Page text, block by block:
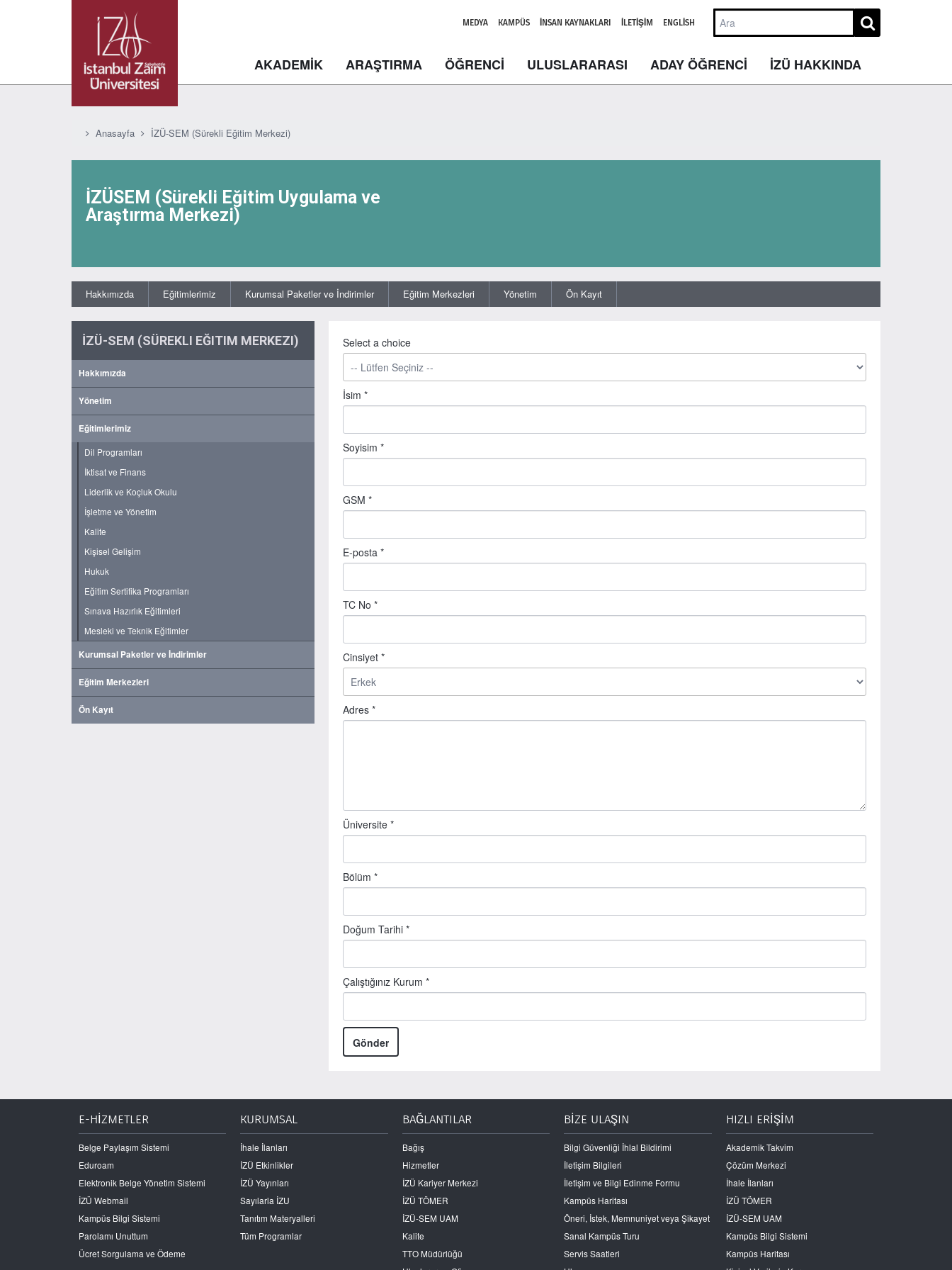
MEDYA KAMPÜS İNSAN KAYNAKLARI İLETIŞIM ENGLISH
AKADEMİK ARAŞTIRMA ÖĞRENCİ ULUSLARARASI ADAY ÖĞRENCİ İZÜ HAKKINDA
Anasayfa İZÜ-SEM (Sürekli Eğitim Merkezi)
İZÜSEM (Sürekli Eğitim Uygulama ve
Araştırma Merkezi)
Hakkımızda Eğitimlerimiz Kurumsal Paketler ve İndirimler Eğitim Merkezleri Yönetim Ön Kayıt
İZÜ-SEM (SÜREKLI EĞITIM MERKEZI)
Hakkımızda
Yönetim
Eğitimlerimiz
Dil Programları
İktisat ve Finans
Liderlik ve Koçluk Okulu
İşletme ve Yönetim
Kalite
Kişisel Gelişim
Hukuk
Eğitim Sertifika Programları
Sınava Hazırlık Eğitimleri
Mesleki ve Teknik Eğitimler
Kurumsal Paketler ve İndirimler
Eğitim Merkezleri
Ön Kayıt
Select a choice
İsim *
Soyisim *
GSM *
E-posta *
TC No *
Cinsiyet *
Adres *
Üniversite *
Bölüm *
Doğum Tarihi *
Çalıştığınız Kurum *
E-HİZMETLER
Belge Paylaşım Sistemi
Eduroam
Elektronik Belge Yönetim Sistemi
İZÜ Webmail
Kampüs Bilgi Sistemi
Parolamı Unuttum
Ücret Sorgulama ve Ödeme
KURUMSAL
İhale İlanları
İZÜ Etkinlikler
İZÜ Yayınları
Sayılarla İZU
Tanıtım Materyalleri
Tüm Programlar
BAĞLANTILAR
Bağış
Hizmetler
İZÜ Kariyer Merkezi
İZÜ TÖMER
İZÜ-SEM UAM
Kalite
TTO Müdürlüğü
BİZE ULAŞIN
Bilgi Güvenliği İhlal Bildirimi
İletişim Bilgileri
İletişim ve Bilgi Edinme Formu
Kampüs Haritası
Öneri, İstek, Memnuniyet veya Şikayet
Sanal Kampüs Turu
Servis Saatleri
HIZLI ERİŞİM
Akademik Takvim
Çözüm Merkezi
İhale İlanları
İZÜ TÖMER
İZÜ-SEM UAM
Kampüs Bilgi Sistemi
Kampüs Haritası